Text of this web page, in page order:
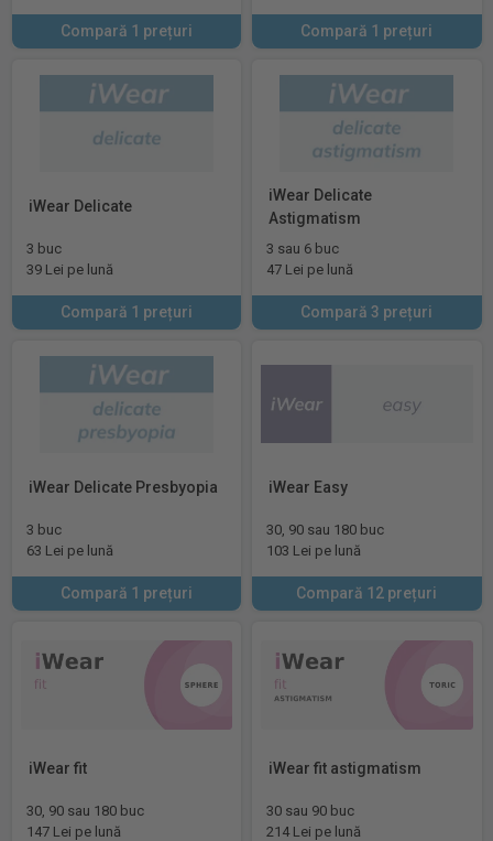
Compară 1 prețuri Compară 1 prețuri
iWear Delicate
3 buc
39 Lei pe lună
Compară 1 prețuri
iWear Delicate
Astigmatism
3 sau 6 buc
47 Lei pe lună
Compară 3 prețuri
iWear Delicate Presbyopia
3 buc
63 Lei pe lună
Compară 1 prețuri
iWear Easy
30, 90 sau 180 buc
103 Lei pe lună
Compară 12 prețuri
iWear fit
30, 90 sau 180 buc
147 Lei pe lună
iWear fit astigmatism
30 sau 90 buc
214 Lei pe lună